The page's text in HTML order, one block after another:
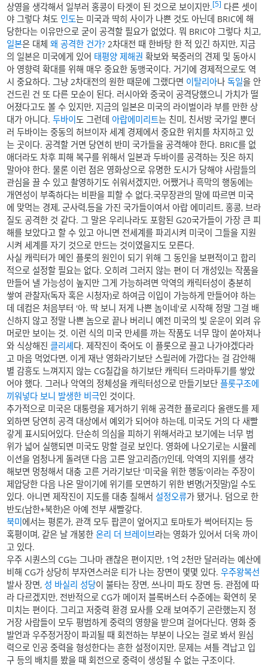
상영을 생각해서 일부러 홍콩이 타겟이 된 것으로 보이지만.[5] 다른 셋이
야 그렇다 쳐도 인도는 미국과 딱히 사이가 나쁜 것도 아닌데 BRIC에 해
당한다는 이유만으로 굳이 공격할 필요가 없었다. 뭐 BRIC야 그렇다 치고,
일본은 대체왜 공격한 건가? 2차대전 때 한바탕 한 적 있긴 하지만, 지금
의 일본은 미국에게 있어 태평양 제해권 확보와 북중러의 견제 및 동아시
아 영향력 확대를 위해 매우 중요한 동맹국이다. 거기에 경제적으로도 역
시 중요하다. 그냥 2차대전의 원한 때문에 그랬다면 이탈리아나독일을 안
건드린 건 또 다른 모순이 된다. 러시아와 중국이 공격당했으니 가치가 떨
어졌다고도 볼 수 있지만, 지금의 일본은 미국의 라이벌이라 부를 만한 상
대가 아니다.두바이도 그런데 아랍에미리트는 친미, 친서방 국가일 뿐더
러 두바이는 중동의 허브이자 세계 경제에서 중요한 위치를 차지하고 있
는 곳이다. 공격할 거면 당연히 반미 국가들을 공격해야 한다. BRIC를 없
애더라도 차후 피해 복구를 위해서 일본과 두바이를 공격하는 짓은 하지
말아야 한다. 물론 이런 점은 영화상으로 유명한 도시가 당해야 사람들의
관심을 끌 수 있고 촬영하기도 쉬워서겠지만, 어쨌거나 흑막의 행동에는
개연성이 부족하다는 비판을 피할 수 없다.국무장관의 말에 따르면 미국
에 맞먹는 경제, 군사력,등을 가진 국가들이여서 아랍 에미리트, 홍콩, 브라
질도 공격한 것 같다. 그 말은 우리나라도 포함된 G20국가들이 가장 큰 피
해를 보았다고 할 수 있고 아니면 전세계를 파괴시켜 미국이 그들을 지원
시켜 세계를 자기 것으로 만드는 것이였을지도 모른다.
사실 캐릭터가 메인 플롯의 원인이 되기 위해 그 동인을 보편적이고 합리
적으로 설정할 필요는 없다. 오히려 그러지 않는 편이 더 개성있는 작품을
만들어 낼 가능성이 높지만 그게 가능하려면 악역의 캐릭터성이 충분히
쌓여 관찰자(독자 혹은 시청자)로 하여금 이입이 가능하게 만들어야 하는
데 데컴은 처음부터 '아. 딱 보니 저게 나쁜 놈이네'로 시작해 정말 그걸 배
신하지 않고 정말 나쁜 놈으로 끝나 버리니 예전 미국의 빛 운운이 외려 유
머로만 보이는 것. 이런 식의 미국 만세를 까는 작품도 너무 많이 쏟아져나
와 식상해진클리셰 다. 제작진이 죽어도 이 플롯으로 끌고 나가야겠다라
고 마음 먹었다면, 이게 재난 영화라기보단 스릴러에 가깝다는 걸 감안해
별 감흥도 느껴지지 않는 CG칠갑을 하기보단 캐릭터 드라마투기를 쌓았
어야 했다. 그러나 악역의 정체성을 캐릭터성으로 만들기보단플롯구조에
끼워넣다 보니 발생한 비극인 것이다.
추가적으로 미국은 대통령을 제거하기 위해 공격한 플로리다 올랜도를 제
외하면 당연히 공격 대상에서 예외가 되어야 하는데, 미국도 거의 다 새빨
갛게 표시되어있다. 단순히 의심을 피하기 위해서라고 보기에는 너무 범
위가 넓어 실행되면 미국도 망할 걸로 보인다. 영화에 나오기로는 시뮬레
이션을 엄청나게 돌려댄 다음 고른 알고리즘(?)인데, 악역의 지위를 생각
해보면 멍청해서 대충 고른 거라기보단 '미국을 위한 행동'이라는 주장이
제압당한 다음 나온 말이기에 위기를 모면하기 위한 변명(거짓말)일 수도
있다. 아니면 제작진이 지도를 대충 칠해서설정오류가 됐거나. 덤으로 한
반도(남한+북한)은 아예 전부 새빨갛다.
북미 에서는 평론가, 관객 모두 팝콘이 엎어지고 토마토가 썩어터지는 등
혹평이며, 같은 날 개봉한온리 더 브레이브라는 영화가 있어서 더욱 까이
고 있다.
우주 시퀀스의 CG는 그나마 괜찮은 편이지만, 1억 2천만 달러라는 예산에
비해 CG가 상당히 부자연스러운 티가 나는 장면이 몇몇 있다.우주왕복선
발사 장면,성 바실리 성당이 불타는 장면, 쓰나미 파도 장면 등. 관점에 따
라 다르겠지만, 전반적으로 CG가 메이저 블록버스터 수준에는 확연히 못
미치는 편이다. 그리고 저중력 환경 묘사를 오래 보여주기 곤란했는지 정
거장 사람들이 모두 평범하게 중력의 영향을 받으며 걸어다닌다. 영화 중
발언과 우주정거장이 파괴될 때 회전하는 부분이 나오는 걸로 봐서 원심
력으로 인공 중력을 형성한다는 흔한 설정이지만, 문제는 셔틀 격납고 입
구 등의 배치를 봤을 때 회전으로 중력이 생성될 수 없는 구조이다.